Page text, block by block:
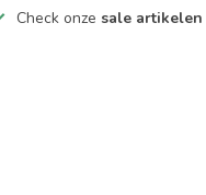
Check onze sale artikelen